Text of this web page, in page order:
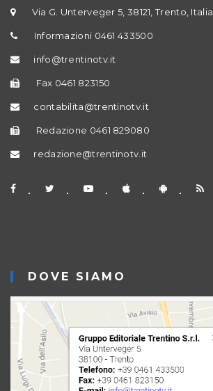
Via G. Unterveger 5, 38121, Trento, Italia
Informazioni 0461 433500
info@trentinotv.it
Fax 0461 823150
contabilita@trentinotv.it
Redazione 0461 829080
redazione@trentinotv.it
DOVE SIAMO